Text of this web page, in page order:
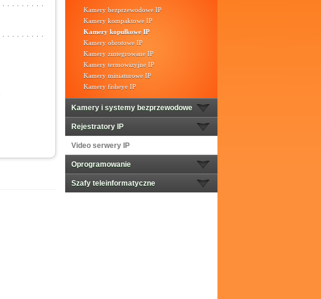
Kamery bezprzewodowe IP
Kamery kompaktowe IP
Kamery kopułkowe IP
Kamery obrotowe IP
Kamery zintegrowane IP
Kamery termowizyjne IP
Kamery miniaturowe IP
Kamery fisheye IP
Kamery i systemy bezprzewodowe
Rejestratory IP
Video serwery IP
Oprogramowanie
Szafy teleinformatyczne